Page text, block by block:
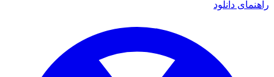
راهنمای دانلود